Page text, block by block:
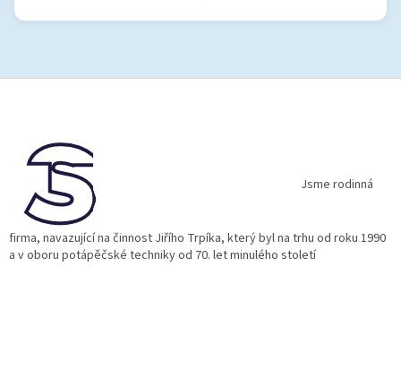
Jsme rodinná
firma, navazující na činnost Jiřího Trpíka, který byl na trhu od roku 1990
a v oboru potápěčské techniky od 70. let minulého století